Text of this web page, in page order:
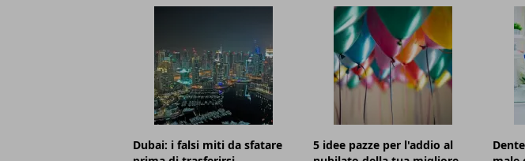
Dubai: i falsi miti da sfatare
5 idee pazze per l'addio al